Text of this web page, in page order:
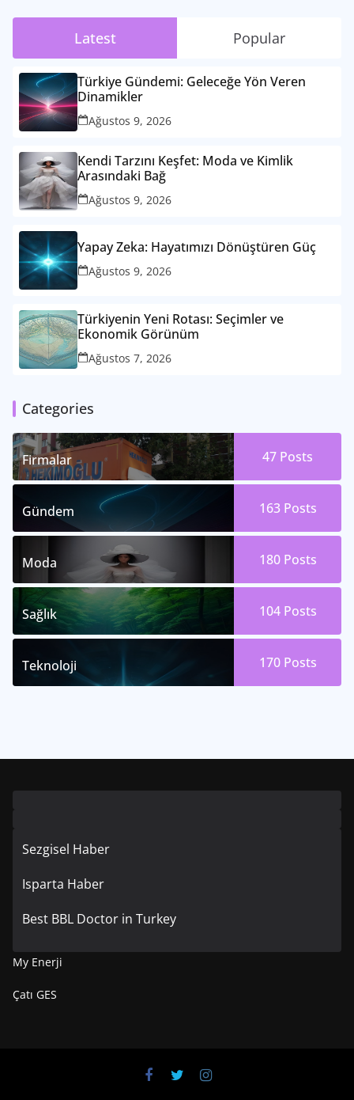
Latest Popular
Türkiye Gündemi: Geleceğe Yön Veren
Dinamikler
Ağustos 9, 2026
Kendi Tarzını Keşfet: Moda ve Kimlik
Arasındaki Bağ
Ağustos 9, 2026
Yapay Zeka: Hayatımızı Dönüştüren Güç
Ağustos 9, 2026
Türkiyenin Yeni Rotası: Seçimler ve
Ekonomik Görünüm
Ağustos 7, 2026
Categories
Firmalar 47 Posts
Gündem 163 Posts
Moda 180 Posts
Sağlık 104 Posts
Teknoloji 170 Posts
Sezgisel Haber
Isparta Haber
Best BBL Doctor in Turkey
My Enerji
Çatı GES